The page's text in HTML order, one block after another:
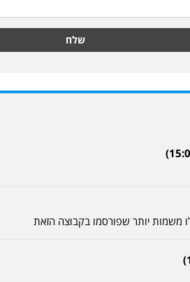
שלח
משמות יותר שפורסמו בקבוצה הזאת